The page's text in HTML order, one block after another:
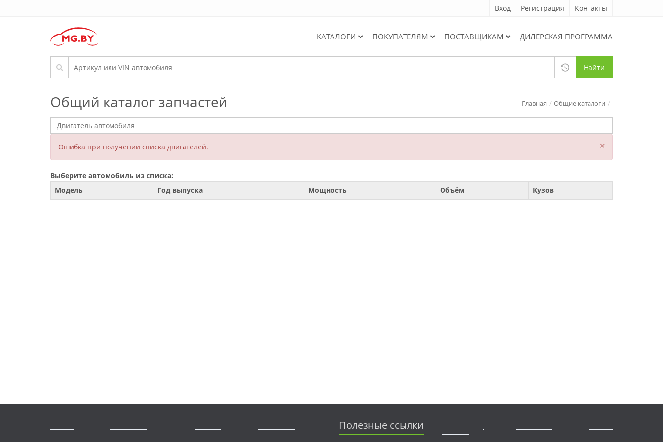
Вход Регистрация Контакты
КАТАЛОГИ ПОКУПАТЕЛЯМ ПОСТАВЩИКАМ ДИЛЕРСКАЯ ПРОГРАММА
Найти
Общий каталог запчастей Главная Общие каталоги
Ошибка при получении списка двигателей. ×
Выберите автомобиль из списка:
Модель
Год выпуска Мощность Объём Кузов
Полезные ссылки